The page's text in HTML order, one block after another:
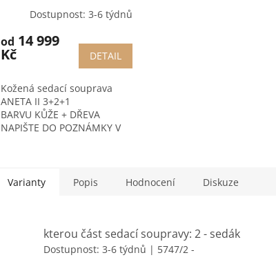
Dostupnost: 3-6 týdnů
od 14 999
Kč DETAIL
Kožená sedací souprava
ANETA II 3+2+1
BARVU KŮŽE + DŘEVA
NAPIŠTE DO POZNÁMKY V
za...
Varianty Popis Hodnocení Diskuze
kterou část sedací soupravy: 2 - sedák
Dostupnost: 3-6 týdnů | 5747/2 -